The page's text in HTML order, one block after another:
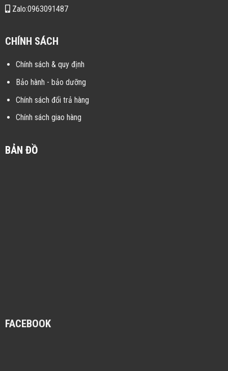
Zalo:0963091487
CHÍNH SÁCH
Chính sách & quy định
Bảo hành - bảo dưỡng
Chính sách đổi trả hàng
Chính sách giao hàng
BẢN ĐỒ
FACEBOOK